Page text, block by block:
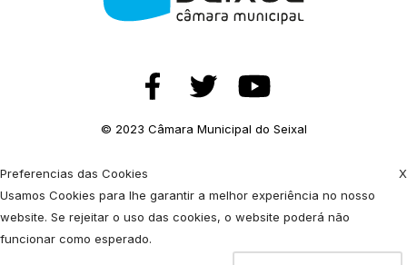
© 2023 Câmara Municipal do Seixal
X
Preferencias das Cookies
Usamos Cookies para lhe garantir a melhor experiência no nosso
website. Se rejeitar o uso das cookies, o website poderá não
funcionar como esperado.